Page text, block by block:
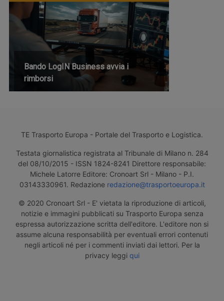
Bando LogIN Business avvia i
rimborsi
TE Trasporto Europa - Portale del Trasporto e Logistica.
Testata giornalistica registrata al Tribunale di Milano n. 284
del 08/10/2015 - ISSN 1824-8241 Direttore responsabile:
Michele Latorre Editore: Cronoart Srl - Milano - P.I.
03143330961. Redazione redazione@trasportoeuropa.it
© 2020 Cronoart Srl - E' vietata la riproduzione di articoli,
notizie e immagini pubblicati su Trasporto Europa senza
espressa autorizzazione scritta dell'editore. L'editore non si
assume alcuna responsabilità per eventuali errori contenuti
negli articoli né per i commenti inviati dai lettori. Per la
privacy leggi qui